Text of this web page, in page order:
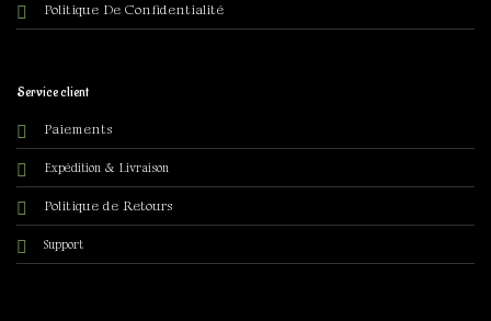
Politique De Confidentialité
Service client
Paiements
Expédition & Livraison
Politique de Retours
Support